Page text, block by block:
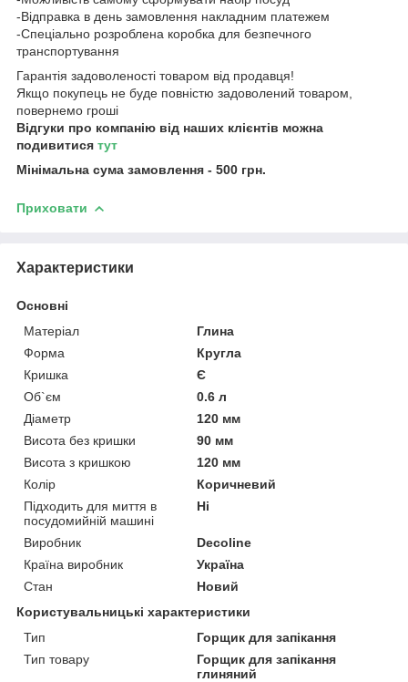
-Відправка в день замовлення накладним платежем
-Спеціально розроблена коробка для безпечного
транспортування
Гарантія задоволеності товаром від продавця!
Якщо покупець не буде повністю задоволений товаром,
повернемо гроші
Відгуки про компанію від наших клієнтів можна
подивитися тут
Мінімальна сума замовлення - 500 грн.
Приховати
Характеристики
Основні
Матеріал
Глина
Форма
Кругла
Кришка
Є
Об`єм
0.6 л
Діаметр
120 мм
Висота без кришки
90 мм
Висота з кришкою
120 мм
Колір
Коричневий
Підходить для миття в
посудомийній машині
Ні
Виробник
Decoline
Країна виробник
Україна
Стан
Новий
Користувальницькі характеристики
Тип
Горщик для запікання
Тип товару
Горщик для запікання
глиняний